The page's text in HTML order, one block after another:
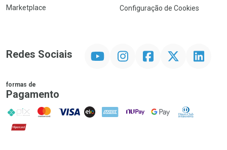
Marketplace
Configuração de Cookies
Redes Sociais InstagramFacebookTwitter Linkedin
formas de
Pagamento
PIX MasterCard
VISA ELO AMEX NuPay Google PayDiners Club
Hipercard